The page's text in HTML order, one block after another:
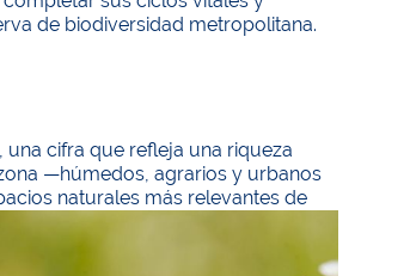
de biodiversidad metropolitana.
una cifra que refleja una riqueza
—húmedos, agrarios y urbanos
naturales más relevantes de